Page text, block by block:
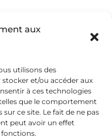
aux
utilisons des
et/ou accéder aux
à ces technologies
que le comportement
ce site. Le fait de ne pas
peut avoir un effet
ouvrir la porte